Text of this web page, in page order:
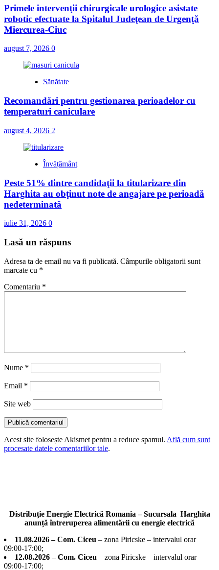
Primele intervenţii chirurgicale urologice asistate
robotic efectuate la Spitalul Judeţean de Urgenţă
Miercurea-Ciuc
august 7, 2026 0
Sănătate
Recomandări pentru gestionarea perioadelor cu
temperaturi caniculare
august 4, 2026 2
Învățământ
Peste 51% dintre candidaţii la titularizare din
Harghita au obţinut note de angajare pe perioadă
nedeterminată
iulie 31, 2026 0
Lasă un răspuns
Adresa ta de email nu va fi publicată. Câmpurile obligatorii sunt
marcate cu *
Comentariu *
Nume *
Email *
Site web
Acest site folosește Akismet pentru a reduce spamul. Află cum sunt
procesate datele comentariilor tale.
Distribuție Energie Electrică Romania – Sucursala Harghita
anunță întreruperea alimentării cu energie electrică
11.08.2026 – Com. Ciceu – zona Piricske – intervalul orar
09:00-17:00;
12.08.2026 – Com. Ciceu – zona Piricske – intervalul orar
09:00-17:00;